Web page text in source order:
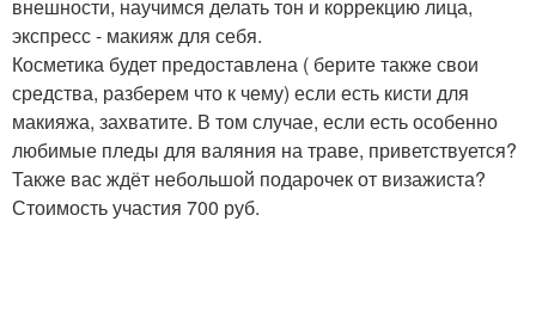
внешности, научимся делать тон и коррекцию лица,
экспресс - макияж для себя.
Косметика будет предоставлена ( берите также свои
средства, разберем что к чему) если есть кисти для
макияжа, захватите. В том случае, если есть особенно
любимые пледы для валяния на траве, приветствуется?
Также вас ждёт небольшой подарочек от визажиста?
Стоимость участия 700 руб.